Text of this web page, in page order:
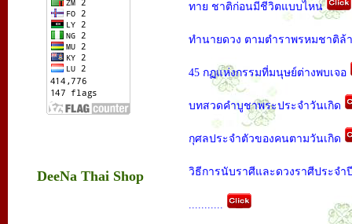
DeeNa Thai Shop
ทาย ชาติก่อนมีชีวิตแบบไหน
ทำนายดวง ตามตำราพรหมชาติ
45 กฏแห่งกรรมที่มนุษย์ต่างพบเจอ
บทสวดคำบูชาพระประจำวันเกิด
กุศลประจำตัวของคนตามวันเกิด
วิธีการนับราศีและดวงราศีประจำ
...........